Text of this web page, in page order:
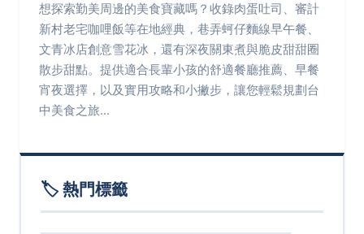
想探索勤美周邊的美食寶藏嗎？收錄肉蛋吐司、審計
新村老宅咖哩飯等在地經典，巷弄蚵仔麵線早午餐、
文青冰店創意雪花冰，還有深夜關東煮與脆皮甜甜圈
散步甜點。提供適合長輩小孩的舒適餐廳推薦、早餐
宵夜選擇，以及實用攻略和小撇步，讓您輕鬆規劃台
中美食之旅...
🏷️ 熱門標籤